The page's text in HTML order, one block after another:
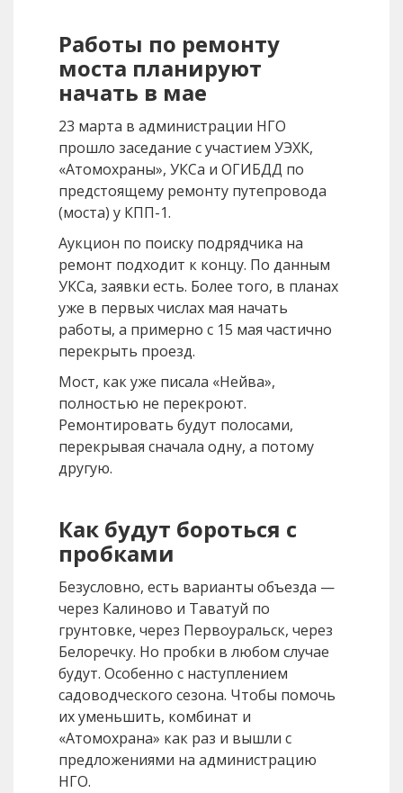
Работы по ремонту
моста планируют
начать в мае
23 марта в администрации НГО
прошло заседание с участием УЭХК,
«Атомохраны», УКСа и ОГИБДД по
предстоящему ремонту путепровода
(моста) у КПП-1.
Аукцион по поиску подрядчика на
ремонт подходит к концу. По данным
УКСа, заявки есть. Более того, в планах
уже в первых числах мая начать
работы, а примерно с 15 мая частично
перекрыть проезд.
Мост, как уже писала «Нейва»,
полностью не перекроют.
Ремонтировать будут полосами,
перекрывая сначала одну, а потому
другую.
Как будут бороться с
пробками
Безусловно, есть варианты объезда —
через Калиново и Таватуй по
грунтовке, через Первоуральск, через
Белоречку. Но пробки в любом случае
будут. Особенно с наступлением
садоводческого сезона. Чтобы помочь
их уменьшить, комбинат и
«Атомохрана» как раз и вышли с
предложениями на администрацию
НГО.